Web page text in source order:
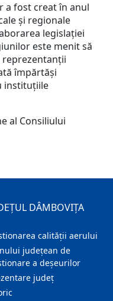
a fost creat în anul
şi regionale
legislaţiei
este menit să
reprezentanţii
împărtăşi
instituţiile
al Consiliului
DÂMBOVIȚA
calității aerului
județean de
a deșeurilor
judeţ